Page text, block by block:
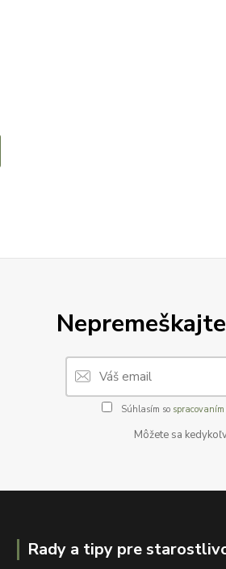
Súhlasím so
Môžete sa
Rady a tipy pre